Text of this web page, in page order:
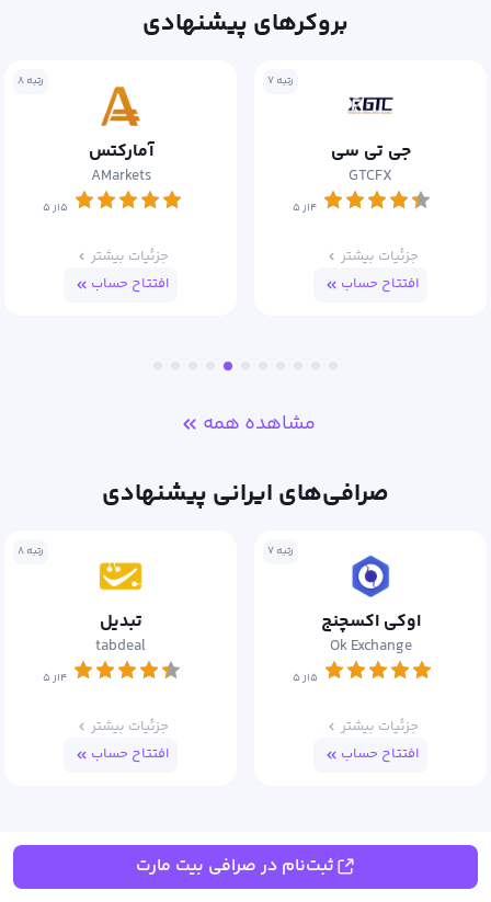
بروکرهای پیشنهادی
آمارکتس
AMarkets
جزئیات بیشتر
افتتاح حساب
اوربکس
Orbex
جزئیات بیشتر
افتتاح حساب
مشاهده همه
صرافی‌های ایرانی پیشنهادی
تبدیل
tabdeal
جزئیات بیشتر
افتتاح حساب
سرمایکس
Sarmayex
جزئیات بیشتر
افتتاح حساب
مشاهده همه
ثبت‌نام در صرافی بیت مارت